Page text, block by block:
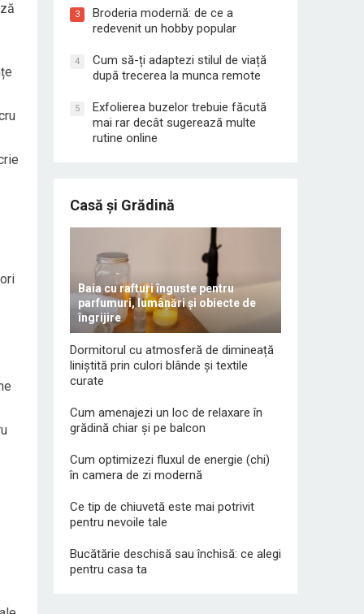
3
Broderia modernă: de ce a
redevenit un hobby popular
4
Cum să-ți adaptezi stilul de viață
după trecerea la munca remote
5
Exfolierea buzelor trebuie făcută
mai rar decât sugerează multe
rutine online
Casă și Grădină
Baia cu rafturi înguste pentru
parfumuri, lumânări și obiecte de
îngrijire
Dormitorul cu atmosferă de dimineață
liniștită prin culori blânde și textile
curate
Cum amenajezi un loc de relaxare în
grădină chiar și pe balcon
Cum optimizezi fluxul de energie (chi)
în camera de zi modernă
Ce tip de chiuvetă este mai potrivit
pentru nevoile tale
Bucătărie deschisă sau închisă: ce alegi
pentru casa ta